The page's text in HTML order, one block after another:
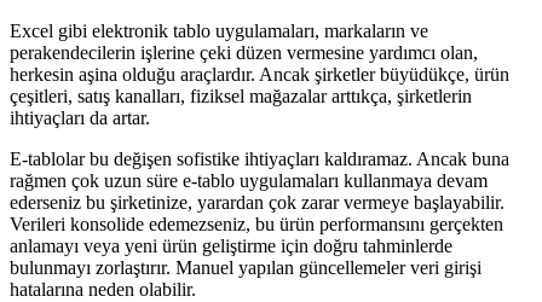
Excel gibi elektronik tablo uygulamaları, markaların ve
perakendecilerin işlerine çeki düzen vermesine yardımcı olan,
herkesin aşina olduğu araçlardır. Ancak şirketler büyüdükçe, ürün
çeşitleri, satış kanalları, fiziksel mağazalar arttıkça, şirketlerin
ihtiyaçları da artar.
E-tablolar bu değişen sofistike ihtiyaçları kaldıramaz. Ancak buna
rağmen çok uzun süre e-tablo uygulamaları kullanmaya devam
ederseniz bu şirketinize, yarardan çok zarar vermeye başlayabilir.
Verileri konsolide edemezseniz, bu ürün performansını gerçekten
anlamayı veya yeni ürün geliştirme için doğru tahminlerde
bulunmayı zorlaştırır. Manuel yapılan güncellemeler veri girişi
hatalarına neden olabilir.